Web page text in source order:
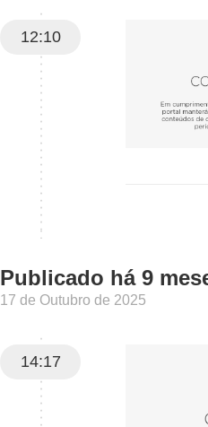
12:10
Publicado há 9
17 de Outubro de 2025
14:17